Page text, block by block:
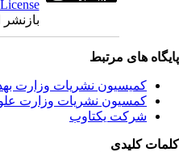
License
بازنشر
های مرتبط
کمیسیون نشریات وزارت
کمسیون نشریات وزارت علوم
شرکت یکتاوب
کلیدی